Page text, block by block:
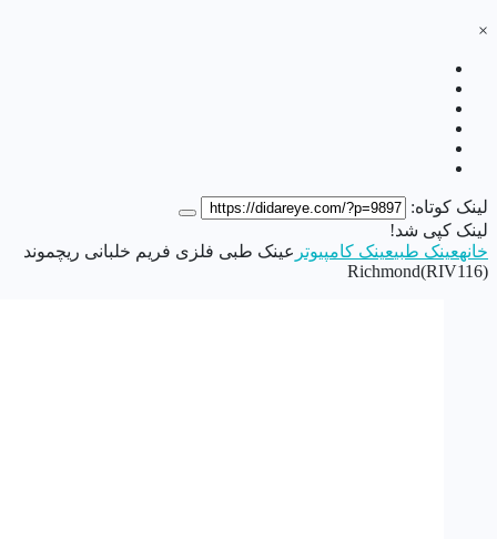
×
لینک کوتاه:
لینک کپی شد!
خانهعینک طبیعینک کامپیوتر عینک طبی فلزی فریم خلبانی ریچموند
Richmond(RIV116)